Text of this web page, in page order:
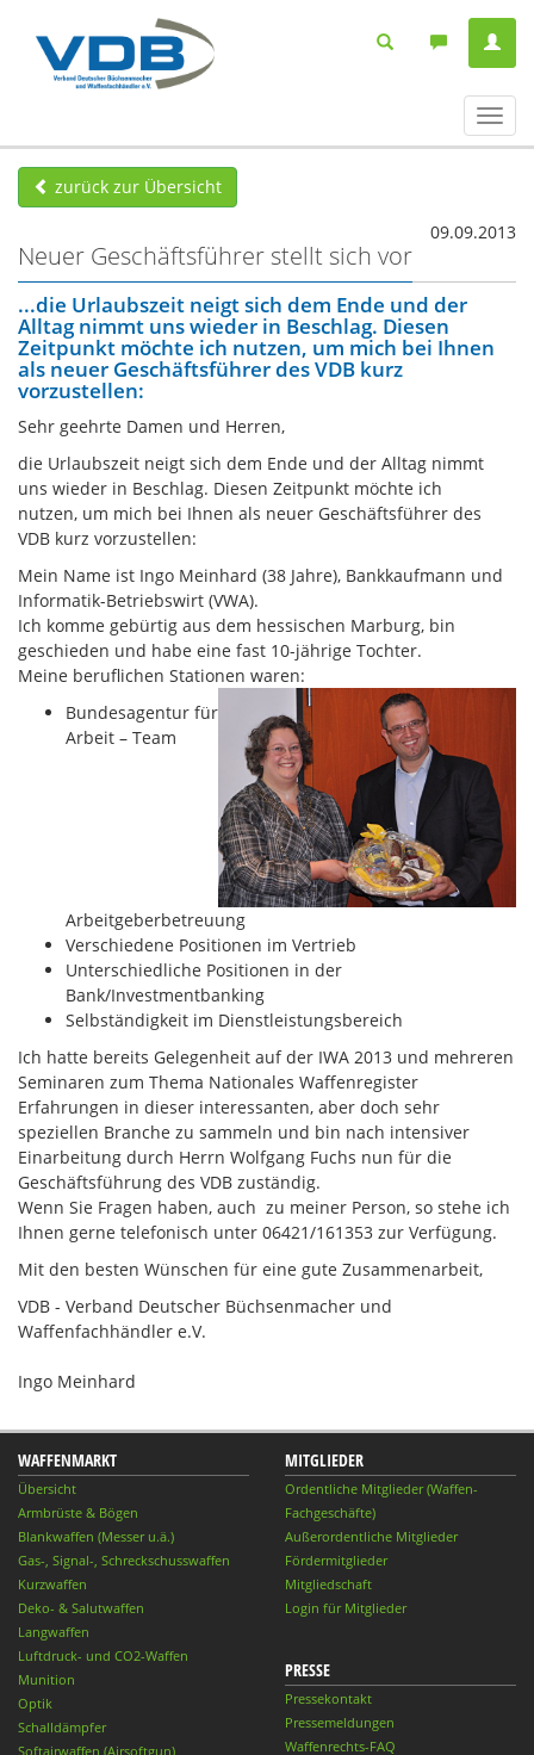
ein-/
zurück zur Übersicht
09.09.2013
Neuer Geschäftsführer stellt sich vor
...die Urlaubszeit neigt sich dem Ende und der
Alltag nimmt uns wieder in Beschlag. Diesen
Zeitpunkt möchte ich nutzen, um mich bei Ihnen
als neuer Geschäftsführer des VDB kurz
vorzustellen:
Sehr geehrte Damen und Herren,
die Urlaubszeit neigt sich dem Ende und der Alltag nimmt
uns wieder in Beschlag. Diesen Zeitpunkt möchte ich
nutzen, um mich bei Ihnen als neuer Geschäftsführer des
VDB kurz vorzustellen:
Mein Name ist Ingo Meinhard (38 Jahre), Bankkaufmann und
Informatik-Betriebswirt (VWA).
Ich komme gebürtig aus dem hessischen Marburg, bin
geschieden und habe eine fast 10-jährige Tochter.
Meine beruflichen Stationen waren:
Bundesagentur für
Arbeit – Team
Arbeitgeberbetreuung
Verschiedene Positionen im Vertrieb
Unterschiedliche Positionen in der
Bank/Investmentbanking
Selbständigkeit im Dienstleistungsbereich
Ich hatte bereits Gelegenheit auf der IWA 2013 und mehreren
Seminaren zum Thema Nationales Waffenregister
Erfahrungen in dieser interessanten, aber doch sehr
speziellen Branche zu sammeln und bin nach intensiver
Einarbeitung durch Herrn Wolfgang Fuchs nun für die
Geschäftsführung des VDB zuständig.
Wenn Sie Fragen haben, auch zu meiner Person, so stehe ich
Ihnen gerne telefonisch unter 06421/161353 zur Verfügung.
Mit den besten Wünschen für eine gute Zusammenarbeit,
VDB - Verband Deutscher Büchsenmacher und
Waffenfachhändler e.V.
Ingo Meinhard
WAFFENMARKT
Übersicht
Armbrüste & Bögen
Blankwaffen (Messer u.ä.)
Gas-, Signal-, Schreckschusswaffen
Kurzwaffen
Deko- & Salutwaffen
Langwaffen
Luftdruck- und CO2-Waffen
Munition
Optik
Schalldämpfer
Softairwaffen (Airsoftgun)
MITGLIEDER
Ordentliche Mitglieder (Waffen-
Fachgeschäfte)
Außerordentliche Mitglieder
Fördermitglieder
Mitgliedschaft
Login für Mitglieder
PRESSE
Pressekontakt
Pressemeldungen
Waffenrechts-FAQ